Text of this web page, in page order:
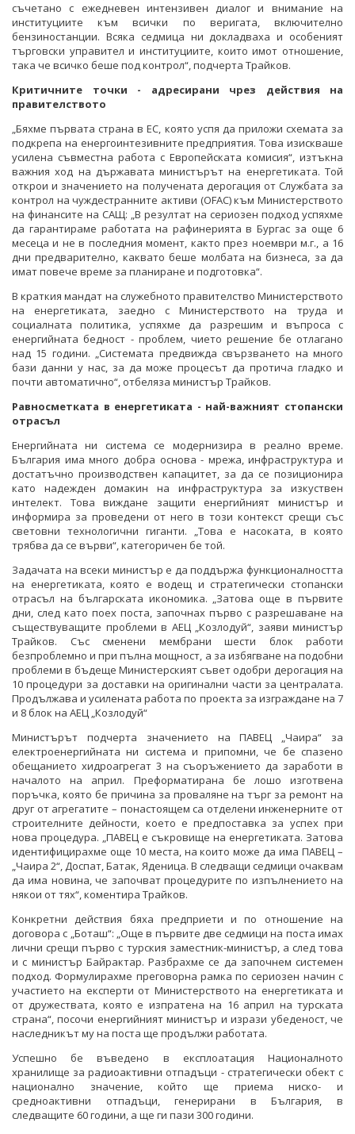
съчетано с ежедневен интензивен диалог и внимание на
институциите към всички по веригата, включително
бензиностанции. Всяка седмица ни докладваха и особеният
търговски управител и институциите, които имот отношение,
така че всичко беше под контрол“, подчерта Трайков.
Критичните точки - адресирани чрез действия на
правителството
„Бяхме първата страна в ЕС, която успя да приложи схемата за
подкрепа на енергоинтезивните предприятия. Това изискваше
усилена съвместна работа с Европейската комисия“, изтъкна
важния ход на държавата министърът на енергетиката. Той
открои и значението на получената дерогация от Службата за
контрол на чуждестранните активи (OFAC) към Министерството
на финансите на САЩ: „В резултат на сериозен подход успяхме
да гарантираме работата на рафинерията в Бургас за още 6
месеца и не в последния момент, както през ноември м.г., а 16
дни предварително, каквато беше молбата на бизнеса, за да
имат повече време за планиране и подготовка“.
В краткия мандат на служебното правителство Министерството
на енергетиката, заедно с Министерството на труда и
социалната политика, успяхме да разрешим и въпроса с
енергийната бедност - проблем, чието решение бе отлагано
над 15 години. „Системата предвижда свързването на много
бази данни у нас, за да може процесът да протича гладко и
почти автоматично“, отбеляза министър Трайков.
Равносметката в енергетиката - най-важният стопански
отрасъл
Енергийната ни система се модернизира в реално време.
България има много добра основа - мрежа, инфраструктура и
достатъчно производствен капацитет, за да се позиционира
като надежден домакин на инфраструктура за изкуствен
интелект. Това виждане защити енергийният министър и
информира за проведени от него в този контекст срещи със
световни технологични гиганти. „Това е насоката, в която
трябва да се върви“, категоричен бе той.
Задачата на всеки министър е да поддържа функционалността
на енергетиката, която е водещ и стратегически стопански
отрасъл на българската икономика. „Затова още в първите
дни, след като поех поста, започнах първо с разрешаване на
съществуващите проблеми в АЕЦ „Козлодуй“, заяви министър
Трайков. Със сменени мембрани шести блок работи
безпроблемно и при пълна мощност, а за избягване на подобни
проблеми в бъдеще Министерският съвет одобри дерогация на
10 процедури за доставки на оригинални части за централата.
Продължава и усилената работа по проекта за изграждане на 7
и 8 блок на АЕЦ „Козлодуй“
Министърът подчерта значението на ПАВЕЦ „Чаира“ за
електроенергийната ни система и припомни, че бе спазено
обещанието хидроагрегат 3 на съоръжението да заработи в
началото на април. Преформатирана бе лошо изготвена
поръчка, която бе причина за проваляне на търг за ремонт на
друг от агрегатите – понастоящем са отделени инженерните от
строителните дейности, което е предпоставка за успех при
нова процедура. „ПАВЕЦ е съкровище на енергетиката. Затова
идентифицирахме още 10 места, на които може да има ПАВЕЦ –
„Чаира 2“, Доспат, Батак, Яденица. В следващи седмици очаквам
да има новина, че започват процедурите по изпълнението на
някои от тях“, коментира Трайков.
Конкретни действия бяха предприети и по отношение на
договора с „Боташ“: „Още в първите две седмици на поста имах
лични срещи първо с турския заместник-министър, а след това
и с министър Байрактар. Разбрахме се да започнем системен
подход. Формулирахме преговорна рамка по сериозен начин с
участието на експерти от Министерството на енергетиката и
от дружествата, която е изпратена на 16 април на турската
страна“, посочи енергийният министър и изрази убеденост, че
наследникът му на поста ще продължи работата.
Успешно бе въведено в експлоатация Националното
хранилище за радиоактивни отпадъци - стратегически обект с
национално значение, който ще приема ниско- и
средноактивни отпадъци, генерирани в България, в
следващите 60 години, а ще ги пази 300 години.